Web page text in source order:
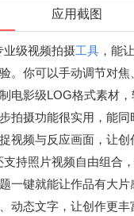
应用截图
业级视频拍摄工具 ，能
。你可以手动调节对
电影级LOG格式素材
拍摄功能很实用，能
视频与反应画面，让创
持照片视频自由组合
一键就能让作品有大
动态文字，让创作更